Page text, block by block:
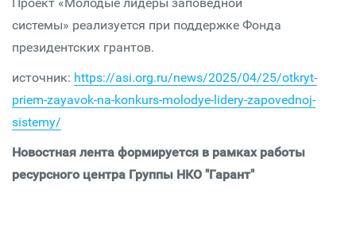
системы» реализуется при поддержке Фонда
президентских грантов.
источник: https://asi.org.ru/news/2025/04/25/otkryt-
priem-zayavok-na-konkurs-molodye-lidery-zapovednoj-
sistemy/
Новостная лента формируется в рамках работы
ресурсного центра Группы НКО "Гарант"